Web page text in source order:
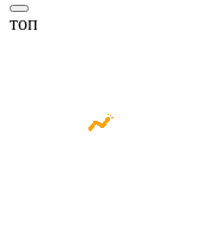
топ